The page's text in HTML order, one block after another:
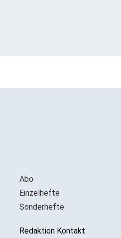
Abo
Einzelhefte
Sonderhefte
Redaktion Kontakt